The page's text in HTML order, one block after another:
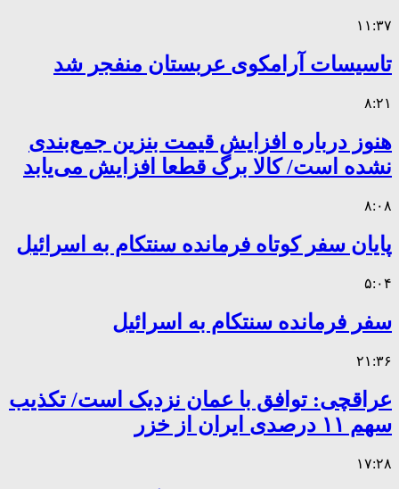
۱۱:۳۷
تاسیسات آرامکوی عربستان منفجر شد
۸:۲۱
هنوز درباره افزایش قیمت بنزین جمع‌بندی
نشده است/ کالا برگ قطعا افزایش می‌یابد
۸:۰۸
پایان سفر کوتاه فرمانده سنتکام به اسرائیل
۵:۰۴
سفر فرمانده سنتکام به اسرائیل
۲۱:۳۶
عراقچی: توافق با عمان نزدیک است/ تکذیب
سهم ۱۱ درصدی ایران از خزر
۱۷:۲۸